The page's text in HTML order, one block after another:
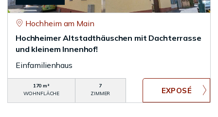
Hochheim am Main
Hochheimer Altstadthäuschen mit Dachterrasse
und kleinem Innenhof!
Einfamilienhaus
170 m²
WOHNFLÄCHE
7
ZIMMER